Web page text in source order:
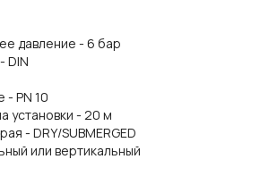
давление - 6 бар
DIN
- PN 10
установки - 20 м
- DRY/SUBMERGED
или вертикальный